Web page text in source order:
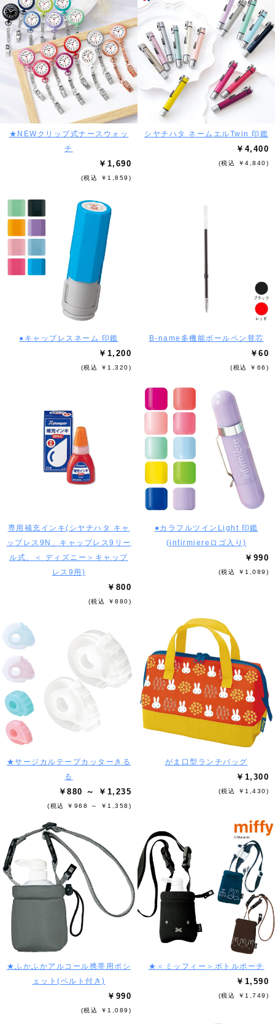
★NEWクリップ式ナースウォッ
チ
￥1,690
(税込 ￥1,859)
シヤチハタ ネームエルTwin 印鑑
￥4,400
(税込 ￥4,840)
●キャップレスネーム 印鑑
￥1,200
(税込 ￥1,320)
B-name多機能ボールペン替芯
￥60
(税込 ￥66)
専用補充インキ(シヤチハタ キャ
ップレス9N、キャップレス9リー
ル式、＜ ディズニー＞キャップ
レス9用)
￥800
(税込 ￥880)
●カラフルツインLight 印鑑
(infirmiereロゴ入り)
￥990
(税込 ￥1,089)
★サージカルテープカッターきる
る
￥880 ～ ￥1,235
(税込 ￥968 ～ ￥1,358)
がま口型ランチバッグ
￥1,300
(税込 ￥1,430)
★ふかふかアルコール携帯用ポシ
ェット(ベルト付き)
￥990
(税込 ￥1,089)
★＜ミッフィー＞ボトルポーチ
￥1,590
(税込 ￥1,749)